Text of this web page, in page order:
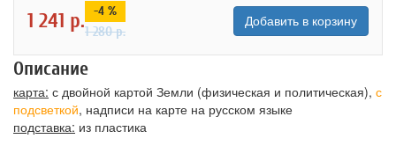
1 241 р. -4 %
1 280р.
Добавить в корзину
Описание
карта: с двойной картой Земли (физическая и политическая), с
подсветкой, надписи на карте на русском языке
подставка: из пластика